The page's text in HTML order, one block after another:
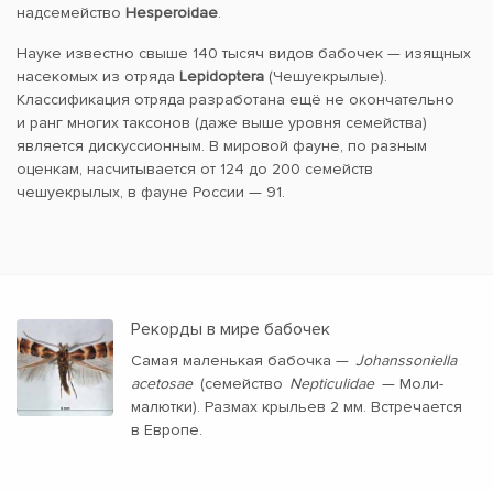
надсемейство Hesperoidae.
Науке известно свыше 140 тысяч видов бабочек — изящных
насекомых из отряда Lepidoptera (Чешуекрылые).
Классификация отряда разработана ещё не окончательно
и ранг многих таксонов (даже выше уровня семейства)
является дискуссионным. В мировой фауне, по разным
оценкам, насчитывается от 124 до 200 семейств
чешуекрылых, в фауне России — 91.
Рекорды в мире бабочек
Самая маленькая бабочка — Johanssoniella
acetosae (семейство Nepticulidae — Моли-
малютки). Размах крыльев 2 мм. Встречается
в Европе.